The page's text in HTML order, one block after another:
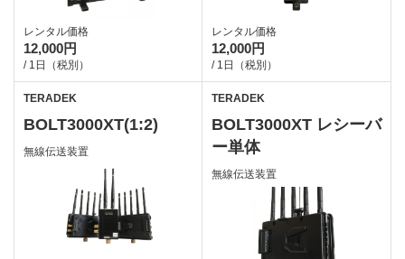
レンタル価格
12,000円
/ 1日（税別）
レンタル価格
12,000円
/ 1日（税別）
TERADEK
BOLT3000XT(1:2)
無線伝送装置
TERADEK
BOLT3000XT レシーバ
ー単体
無線伝送装置